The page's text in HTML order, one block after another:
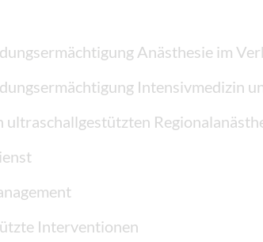
Anästhesie im
Intensivmedizin
ultraschallgestützten
Interventionen